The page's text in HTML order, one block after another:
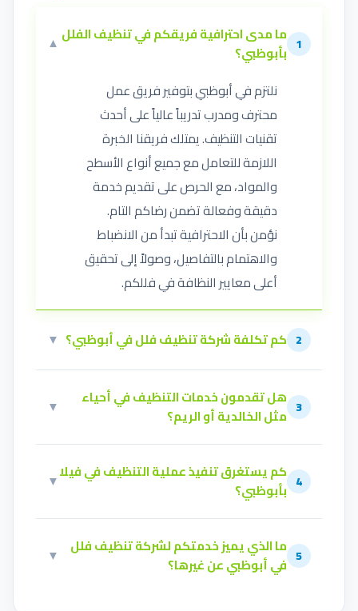
1 ما مدى احترافية فريقكم في تنظيف الفلل
بأبوظبي؟
▼
نلتزم في أبوظبي بتوفير فريق عمل
محترف ومدرب تدريباً عالياً على أحدث
تقنيات التنظيف. يمتلك فريقنا الخبرة
اللازمة للتعامل مع جميع أنواع الأسطح
والمواد، مع الحرص على تقديم خدمة
دقيقة وفعالة تضمن رضاكم التام.
نؤمن بأن الاحترافية تبدأ من الانضباط
والاهتمام بالتفاصيل، وصولاً إلى تحقيق
أعلى معايير النظافة في فللكم.
2 كم تكلفة شركة تنظيف فلل في أبوظبي؟ ▼
3 هل تقدمون خدمات التنظيف في أحياء
مثل الخالدية أو الريم؟
▼
4 كم يستغرق تنفيذ عملية التنظيف في فيلا
بأبوظبي؟
▼
5 ما الذي يميز خدمتكم لشركة تنظيف فلل
في أبوظبي عن غيرها؟
▼